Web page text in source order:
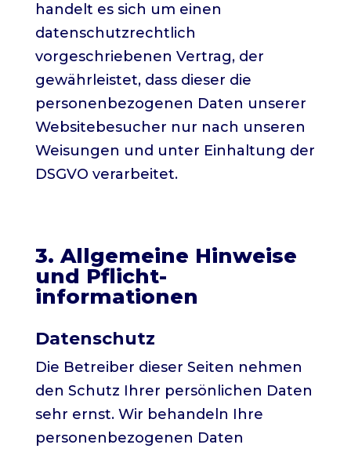
handelt es sich um einen
datenschutzrechtlich
vorgeschriebenen Vertrag, der
gewährleistet, dass dieser die
personenbezogenen Daten unserer
Websitebesucher nur nach unseren
Weisungen und unter Einhaltung der
DSGVO verarbeitet.
3. Allgemeine Hinweise
und Pflicht­
informationen
Datenschutz
Die Betreiber dieser Seiten nehmen
den Schutz Ihrer persönlichen Daten
sehr ernst. Wir behandeln Ihre
personenbezogenen Daten